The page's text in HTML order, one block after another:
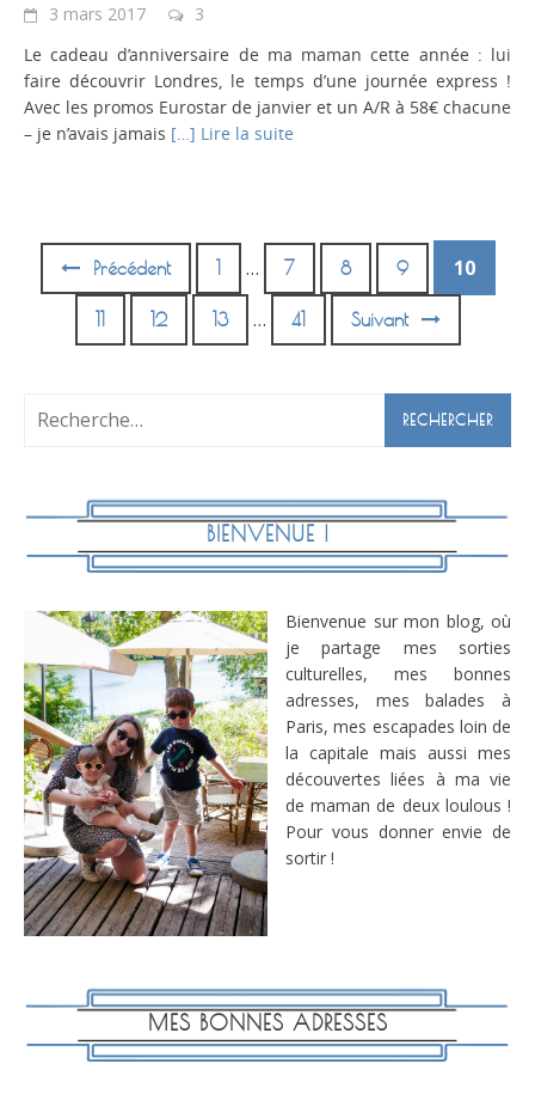
3 mars 2017
3
Le cadeau d’anniversaire de ma maman cette année : lui
faire découvrir Londres, le temps d’une journée express !
Avec les promos Eurostar de janvier et un A/R à 58€ chacune
– je n’avais jamais […] Lire la suite
Posts
navigation
Précédent 1 … 7 8 9 10
11 12 13 … 41 Suivant
Rechercher :
BIENVENUE !
Bienvenue sur mon blog, où
je partage mes sorties
culturelles, mes bonnes
adresses, mes balades à
Paris, mes escapades loin de
la capitale mais aussi mes
découvertes liées à ma vie
de maman de deux loulous !
Pour vous donner envie de
sortir !
MES BONNES ADRESSES